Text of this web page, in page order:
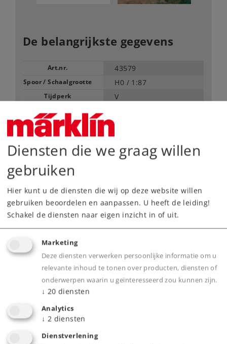
De belangrijkste gegevens
Art.nr. 43579
Spoor / Schaalgrootte H0 / 1:87
Tijdperk V
Vanaf fabriek uitverkocht.
Dealer zoeken
Downloads
Onderdelen bestellen
Product
Diensten die we graag willen
gebruiken
Hier kunt u de diensten die wij op deze website willen
gebruiken beoordelen en aanpassen. U heeft de leiding!
Schakel de diensten naar eigen inzicht in of uit.
Marketing
Deze diensten verwerken persoonlijke informatie om u
relevante inhoud te tonen over producten, diensten of
onderwerpen waarin u geïnteresseerd zou kunnen zijn.
↓ 20 diensten
Analytics
↓ 2 diensten
Dienstverlening